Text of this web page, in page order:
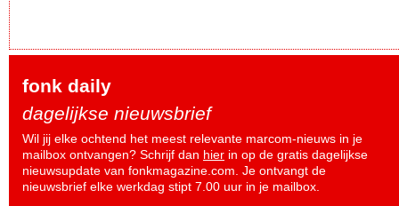
fonk daily
dagelijkse nieuwsbrief
Wil jij elke ochtend het meest relevante marcom-nieuws in je
mailbox ontvangen? Schrijf dan hier in op de gratis dagelijkse
nieuwsupdate van fonkmagazine.com. Je ontvangt de
nieuwsbrief elke werkdag stipt 7.00 uur in je mailbox.